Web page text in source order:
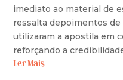
imediato ao material de
ressalta depoimentos
utilizaram a apostila em
reforçando a
Ler Mais